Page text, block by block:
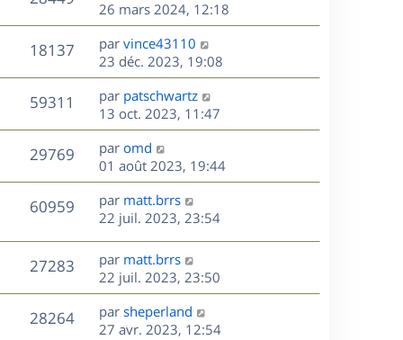
e
s
a
g
e
m
e
s
s
a
g
e
s
i
e
r
m
e
s
s
a
g
e
u
e
r
n
i
e
r
m
e
s
s
a
g
e
26 mars 2024, 12:18
18137V
u
s
D
e
r
n
i
e
r
m
e
s
s
a
g
e
par vince43110
23 déc. 2023, 19:08
59311
u
s
D
e
r
n
i
e
r
m
e
s
s
a
g
e
par patschwartz
13 oct. 2023, 11:47
29769V
u
D
e
r
n
i
e
r
m
e
s
s
par omd
01 août 2023, 19:44
60959V
u
e
D
e
n
i
e
r
m
par matt.brrs
22 juil. 2023, 23:54
27283V
u
D
e
r
n
i
par matt.brrs
22 juil. 2023, 23:50
28264V
D
e
par sheperland
27 avr. 2023, 12:54